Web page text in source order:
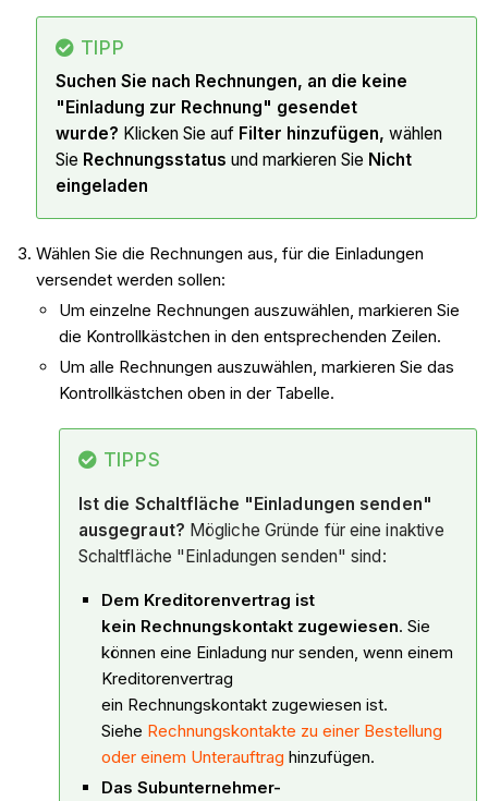
TIPP
Suchen Sie nach Rechnungen, an die keine
"Einladung zur Rechnung" gesendet
wurde? Klicken Sie auf Filter hinzufügen, wählen
Sie Rechnungsstatus und markieren Sie Nicht
eingeladen
Wählen Sie die Rechnungen aus, für die Einladungen
versendet werden sollen:
Um einzelne Rechnungen auszuwählen, markieren Sie
die Kontrollkästchen in den entsprechenden Zeilen.
Um alle Rechnungen auszuwählen, markieren Sie das
Kontrollkästchen oben in der Tabelle.
TIPPS
Ist die Schaltfläche "Einladungen senden"
ausgegraut? Mögliche Gründe für eine inaktive
Schaltfläche "Einladungen senden" sind:
Dem Kreditorenvertrag ist
kein Rechnungskontakt zugewiesen. Sie
können eine Einladung nur senden, wenn einem
Kreditorenvertrag
ein Rechnungskontakt zugewiesen ist.
Siehe Rechnungskontakte zu einer Bestellung
oder einem Unterauftrag hinzufügen.
Das Subunternehmer-